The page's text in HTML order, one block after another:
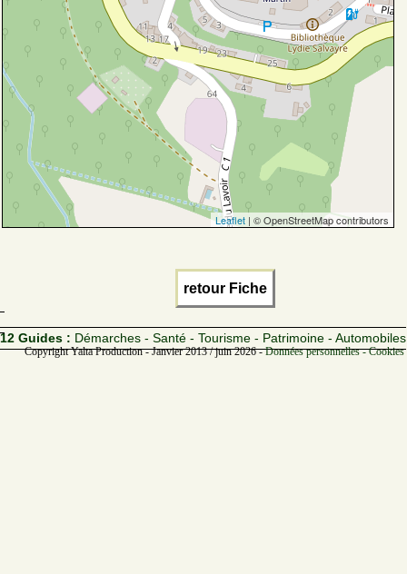
Leaflet | © OpenStreetMap contributors
retour Fiche
12 Guides : Démarches - Santé - Tourisme - Patrimoine - Automobiles
Copyright Yalta Production - Janvier 2013 / juin 2026 -Données personnelles -